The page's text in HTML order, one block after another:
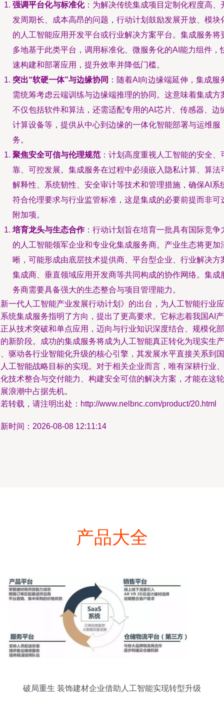
强调平台化与标准化：为解决传统集成项目定制化程度高、
发周期长、成本高昂的问题，行动计划鼓励发展开放、模块
的人工智能应用开发平台或行业解决方案平台。集成服务将
多地基于此类平台，调用标准化、微服务化的AI能力组件，
速构建和部署应用，提升效率并降低门槛。
突出“软硬一体”与边缘协同 ：随着AI向边缘端延伸，集成服
需统筹考虑云端训练与边缘端推理的协同。这意味着集成方
不仅包括软件和算法，还需适配专用的AI芯片、传感器、边
计算设备等，提供从中心到边缘的一体化智能部署与运维服
务。
聚焦安全可信与伦理规范：计划高度重视人工智能的安全、
靠、可控发展。集成服务在过程中必须嵌入隐私计算、算法
解释性、系统韧性、安全审计等技术和管理措施，确保AI系
符合伦理要求与行业监管标准，这是集成的必要前提而非可
附加项。
培育龙头与生态合作：行动计划旨在培育一批具有国际竞争
的人工智能领军企业和专业化集成服务商。产业生态将更加
晰，可能形成由底层技术提供商、平台型企业、行业解决方
集成商、垂直领域应用开发商等共同构成的协作网络。集成
务商需要具备强大的生态整合与项目管理能力。
一代人工智能产业发展行动计划》的出台，为人工智能行业应
统集成服务指明了方向，提出了更高要求。它标志着我国AI产
从技术突破和单点应用，迈向与行业知识深度结合、规模化部
新阶段。成功的集成服务将成为人工智能真正转化为现实生产
驱动各行业智能化升级的核心引擎，其发展水平直接关系到国
工智能战略目标的实现。对于相关企业而言，唯有深耕行业、
技术整合与交付能力、构建安全可信的解决方案，才能在这轮
浪潮中占据先机。
转载，请注明出处：http://www.nelbnc.com/product/20.html
时间：2026-08-08 12:11:14
产品大全
破局重生 装饰建材企业借助人工智能实现转型升级